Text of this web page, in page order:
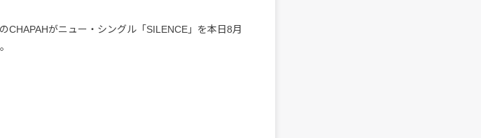
CHAPAHがニュー・シングル「SILENCE」を本日8月